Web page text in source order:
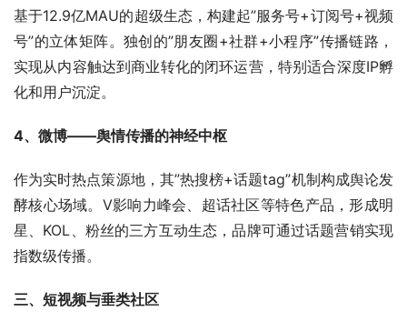
基于12.9亿MAU的超级生态，构建起”服务号+订阅号+视频
号”的立体矩阵。独创的”朋友圈+社群+小程序”传播链路，
实现从内容触达到商业转化的闭环运营，特别适合深度IP孵
化和用户沉淀。
4、微博——舆情传播的神经中枢
作为实时热点策源地，其”热搜榜+话题tag”机制构成舆论发
酵核心场域。V影响力峰会、超话社区等特色产品，形成明
星、KOL、粉丝的三方互动生态，品牌可通过话题营销实现
指数级传播。
三、短视频与垂类社区